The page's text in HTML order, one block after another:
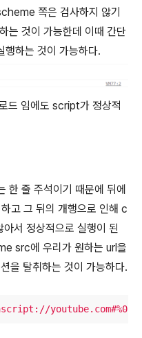
쪽은 검사하지 않기
것이 가능한데 이때 간단
행하는 것이 가능하다.
드 임에도 script가 정상적
한 줄 주석이기 때문에 뒤에
고 그 뒤의 개행으로 인해 c
서 정상적으로 실행이 된
src에 우리가 원하는 url을
을 탈취하는 것이 가능하다.